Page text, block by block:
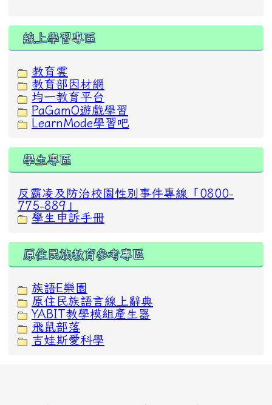
線上學習專區
教育雲
教育部因材網
均一教育平台
PaGamO遊戲學習
LearnMode學習吧
學生專區
反霸凌及防治校園性別事件專線「0800-
775-889」
學生申訴手冊
原住民族教育參考專區
族語E樂園
原住民族語言線上辭典
YABIT教學模組產生器
飛鼠部落
吉娃斯愛科學